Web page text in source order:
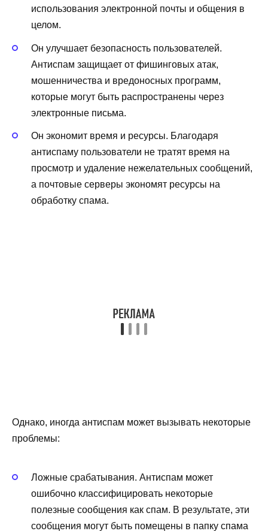
использования электронной почты и общения в
целом.
Он улучшает безопасность пользователей.
Антиспам защищает от фишинговых атак,
мошенничества и вредоносных программ,
которые могут быть распространены через
электронные письма.
Он экономит время и ресурсы. Благодаря
антиспаму пользователи не тратят время на
просмотр и удаление нежелательных сообщений,
а почтовые серверы экономят ресурсы на
обработку спама.
Однако, иногда антиспам может вызывать некоторые
проблемы:
Ложные срабатывания. Антиспам может
ошибочно классифицировать некоторые
полезные сообщения как спам. В результате, эти
сообщения могут быть помещены в папку спама